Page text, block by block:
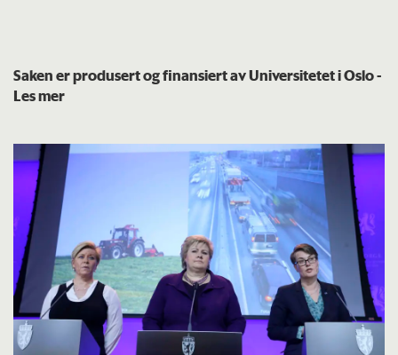
Saken er produsert og finansiert av Universitetet i Oslo-
Les mer